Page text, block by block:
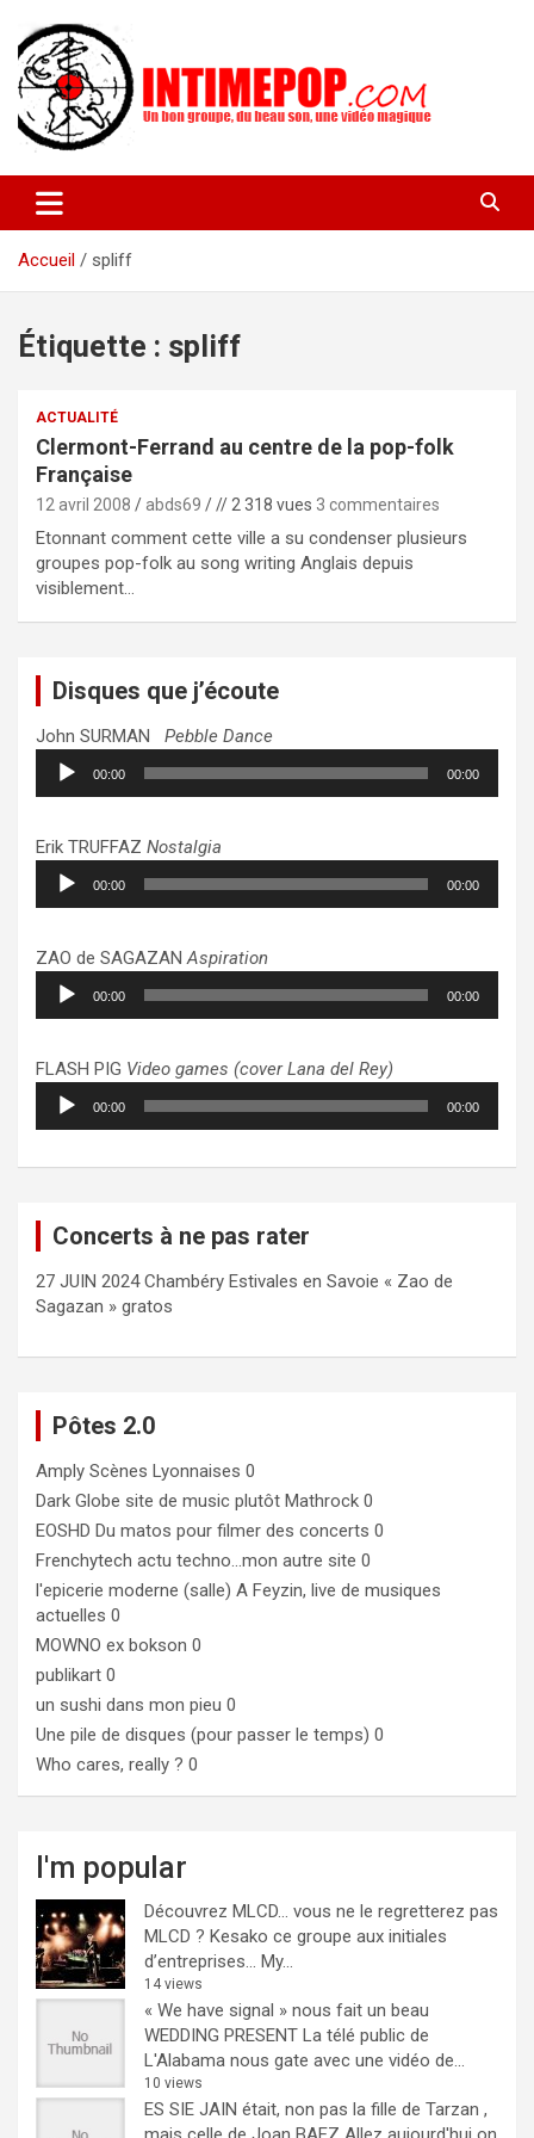
contenu
intimepop.com
actuelles pop rock, post-rock, indé sur Lyon. rock pop concert
lyon
Accueil
spliff
Étiquette : spliff
ACTUALITÉ
Clermont-Ferrand au centre de la pop-folk
Française
12 avril 2008 abds69 // 2 318 vues 3 commentaires
Etonnant comment cette ville a su condenser plusieurs
groupes pop-folk au song writing Anglais depuis
visiblement…
Disques que j’écoute
John SURMAN Pebble Dance
Lecteur
audio
00:00 00:00
Erik TRUFFAZ Nostalgia
Lecteur
audio
00:00 00:00
ZAO de SAGAZANAspiration
Lecteur
audio
00:00 00:00
FLASH PIG Video games (cover Lana del Rey)
Lecteur
audio
00:00 00:00
Concerts à ne pas rater
27 JUIN 2024 Chambéry Estivales en Savoie « Zao de
Sagazan » gratos
Pôtes 2.0
Amply Scènes Lyonnaises 0
Dark Globe site de music plutôt Mathrock 0
EOSHD Du matos pour filmer des concerts 0
Frenchytech actu techno…mon autre site 0
l'epicerie moderne (salle) A Feyzin, live de musiques
actuelles 0
MOWNO ex bokson 0
publikart 0
un sushi dans mon pieu 0
Une pile de disques (pour passer le temps) 0
Who cares, really ? 0
I'm popular
Découvrez MLCD… vous ne le regretterez pas
MLCD ? Kesako ce groupe aux initiales
d’entreprises… My...
14 views
« We have signal » nous fait un beau
WEDDING PRESENT La télé public de
L'Alabama nous gate avec une vidéo de...
10 views
ES SIE JAIN était, non pas la fille de Tarzan ,